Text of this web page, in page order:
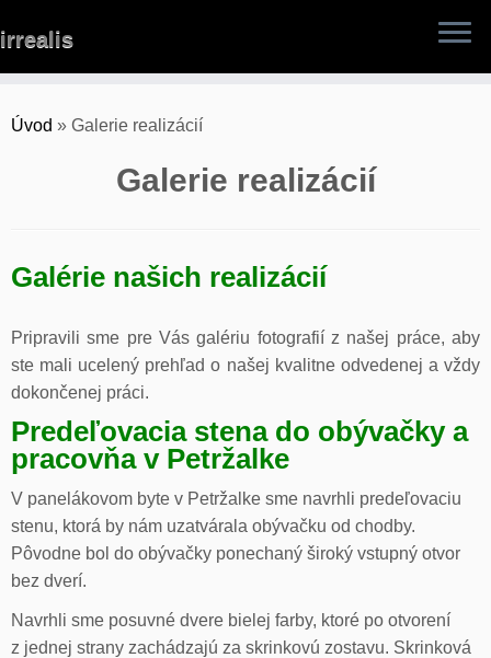
to
irrealis
Úvod » Galerie realizácií
Galerie realizácií
Galérie našich realizácií
Pripravili sme pre Vás galériu fotografií z našej práce, aby
ste mali ucelený prehľad o našej kvalitne odvedenej a vždy
dokončenej práci.
Predeľovacia stena do obývačky a
pracovňa v Petržalke
V panelákovom byte v Petržalke sme navrhli predeľovaciu
stenu, ktorá by nám uzatvárala obývačku od chodby.
Pôvodne bol do obývačky ponechaný široký vstupný otvor
bez dverí.
Navrhli sme posuvné dvere bielej farby, ktoré po otvorení
z jednej strany zachádzajú za skrinkovú zostavu. Skrinková